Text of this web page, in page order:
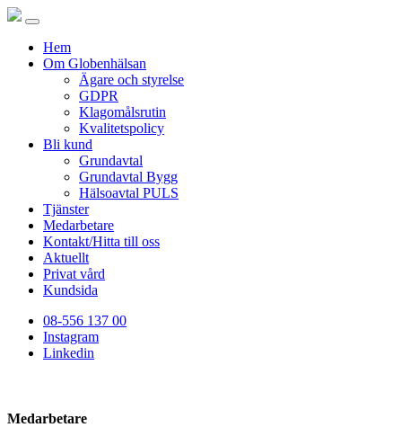
Hem
Om Globenhälsan
Ägare och styrelse
GDPR
Klagomålsrutin
Kvalitetspolicy
Bli kund
Grundavtal
Grundavtal Bygg
Hälsoavtal PULS
Tjänster
Medarbetare
Kontakt/Hitta till oss
Aktuellt
Privat vård
Kundsida
08-556 137 00
Instagram
Linkedin
Medarbetare